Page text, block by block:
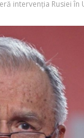
intervenţia Rusiei